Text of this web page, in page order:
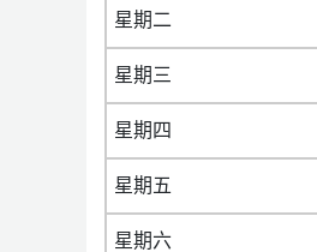
星期二
星期三
星期四
星期五
星期六